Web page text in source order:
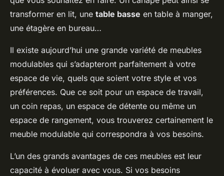
transformer en lit, une table basse en table à manger,
une étagère en bureau…
Il existe aujourd’hui une grande variété de meubles
modulables qui s’adapteront parfaitement à votre
espace de vie, quels que soient votre style et vos
préférences. Que ce soit pour un espace de travail,
un coin repas, un espace de détente ou même un
espace de rangement, vous trouverez certainement le
meuble modulable qui correspondra à vos besoins.
L’un des grands avantages de ces meubles est leur
capacité à évoluer avec vous. Si vos besoins